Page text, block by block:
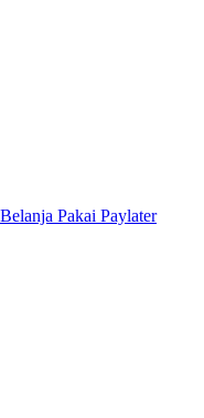
Pakai Paylater